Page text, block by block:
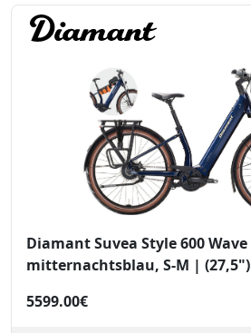
Diamant Suvea Style 600 Wave
mitternachtsblau, S-M | (27,5")
5599.00€